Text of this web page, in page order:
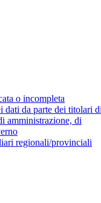
o incompleta
dati da parte dei titolari
amministrazione, di
regionali/provinciali